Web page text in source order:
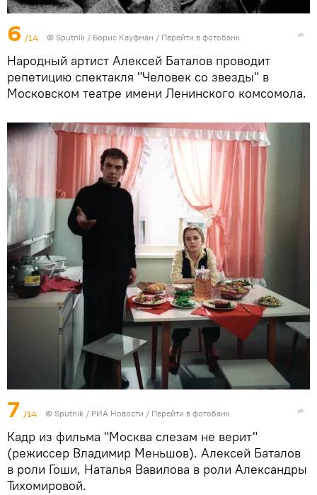
6 /14 © Sputnik / Борис Кауфман / Перейти в фотобанк
Народный артист Алексей Баталов проводит
репетицию спектакля "Человек со звезды" в
Московском театре имени Ленинского комсомола.
7 /14 © Sputnik / РИА Новости / Перейти в фотобанк
Кадр из фильма "Москва слезам не верит"
(режиссер Владимир Меньшов). Алексей Баталов
в роли Гоши, Наталья Вавилова в роли Александры
Тихомировой.